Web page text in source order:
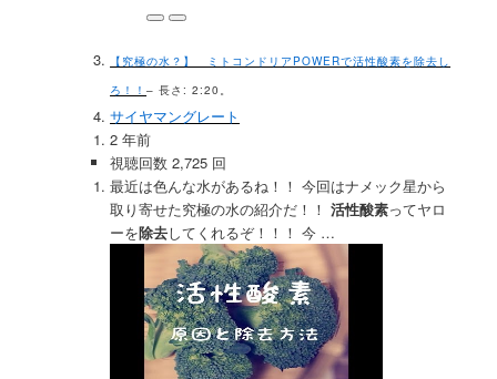
【究極の水？】 ミトコンドリアPOWERで活性酸素を除去し
ろ！！– 長さ: 2:20。
サイヤマングレート
2 年前
視聴回数 2,725 回
最近は色んな水があるね！！ 今回はナメック星から
取り寄せた究極の水の紹介だ！！活性酸素ってヤロ
ーを除去してくれるぞ！！！ 今 …